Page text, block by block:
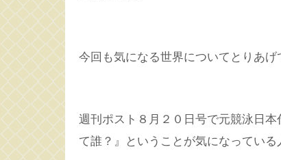
今回も気になる世界についてとりあげ
週刊ポスト８月２０日号で元競泳日
て誰？』ということが気になっている